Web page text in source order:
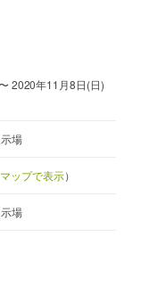
2020年11月8日(日)
場
ップで表示）
場